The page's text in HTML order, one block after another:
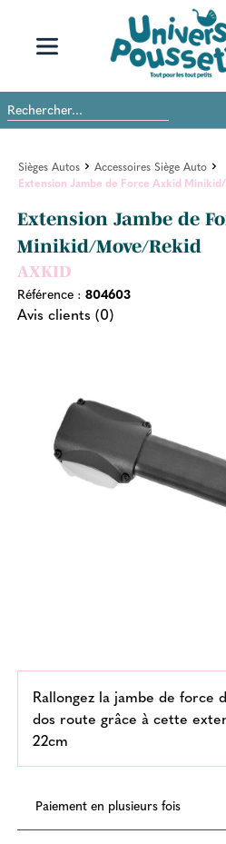
Sièges Autos
Accessoires Siège Auto
Extension Jambe de Force Axkid
Extension Jambe de
Minikid/Move/Rekid
AXKID
Référence : 804603
Avis clients (0)
Rallongez la jambe de force
dos route grâce à cette
22cm
Paiement en plusieurs fois